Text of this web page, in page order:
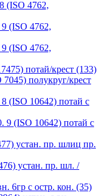
(ISO 4762,
(ISO 4762,
(ISO 4762,
потай/крест (133)
полукруг/крест
(ISO 10642) потай с
9 (ISO 10642) потай с
устан. пр. шлиц пр.
устан. пр. шл. /
6гр с остр. кон. (35)